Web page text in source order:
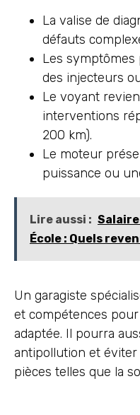
La valise de
défauts
Les
des injecteurs
Le voyant
interventions
200 km).
Le moteur
puissance ou
Lire aussi :
École : Quels
Un garagiste
et compétences
adaptée. Il pourra
antipollution et
pièces telles que la